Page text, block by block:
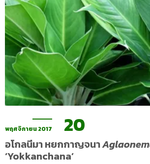
พฤศจิกายน 2017 20
อโกลนีมา หยกกาญจนา
‘Yokkanchana’